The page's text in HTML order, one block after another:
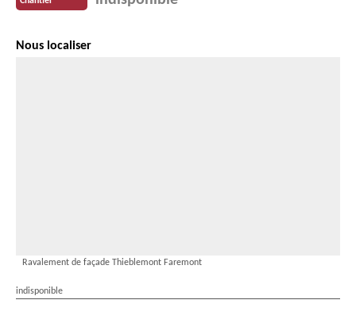
Nous localiser
Ravalement de façade Thieblemont Faremont
indisponible